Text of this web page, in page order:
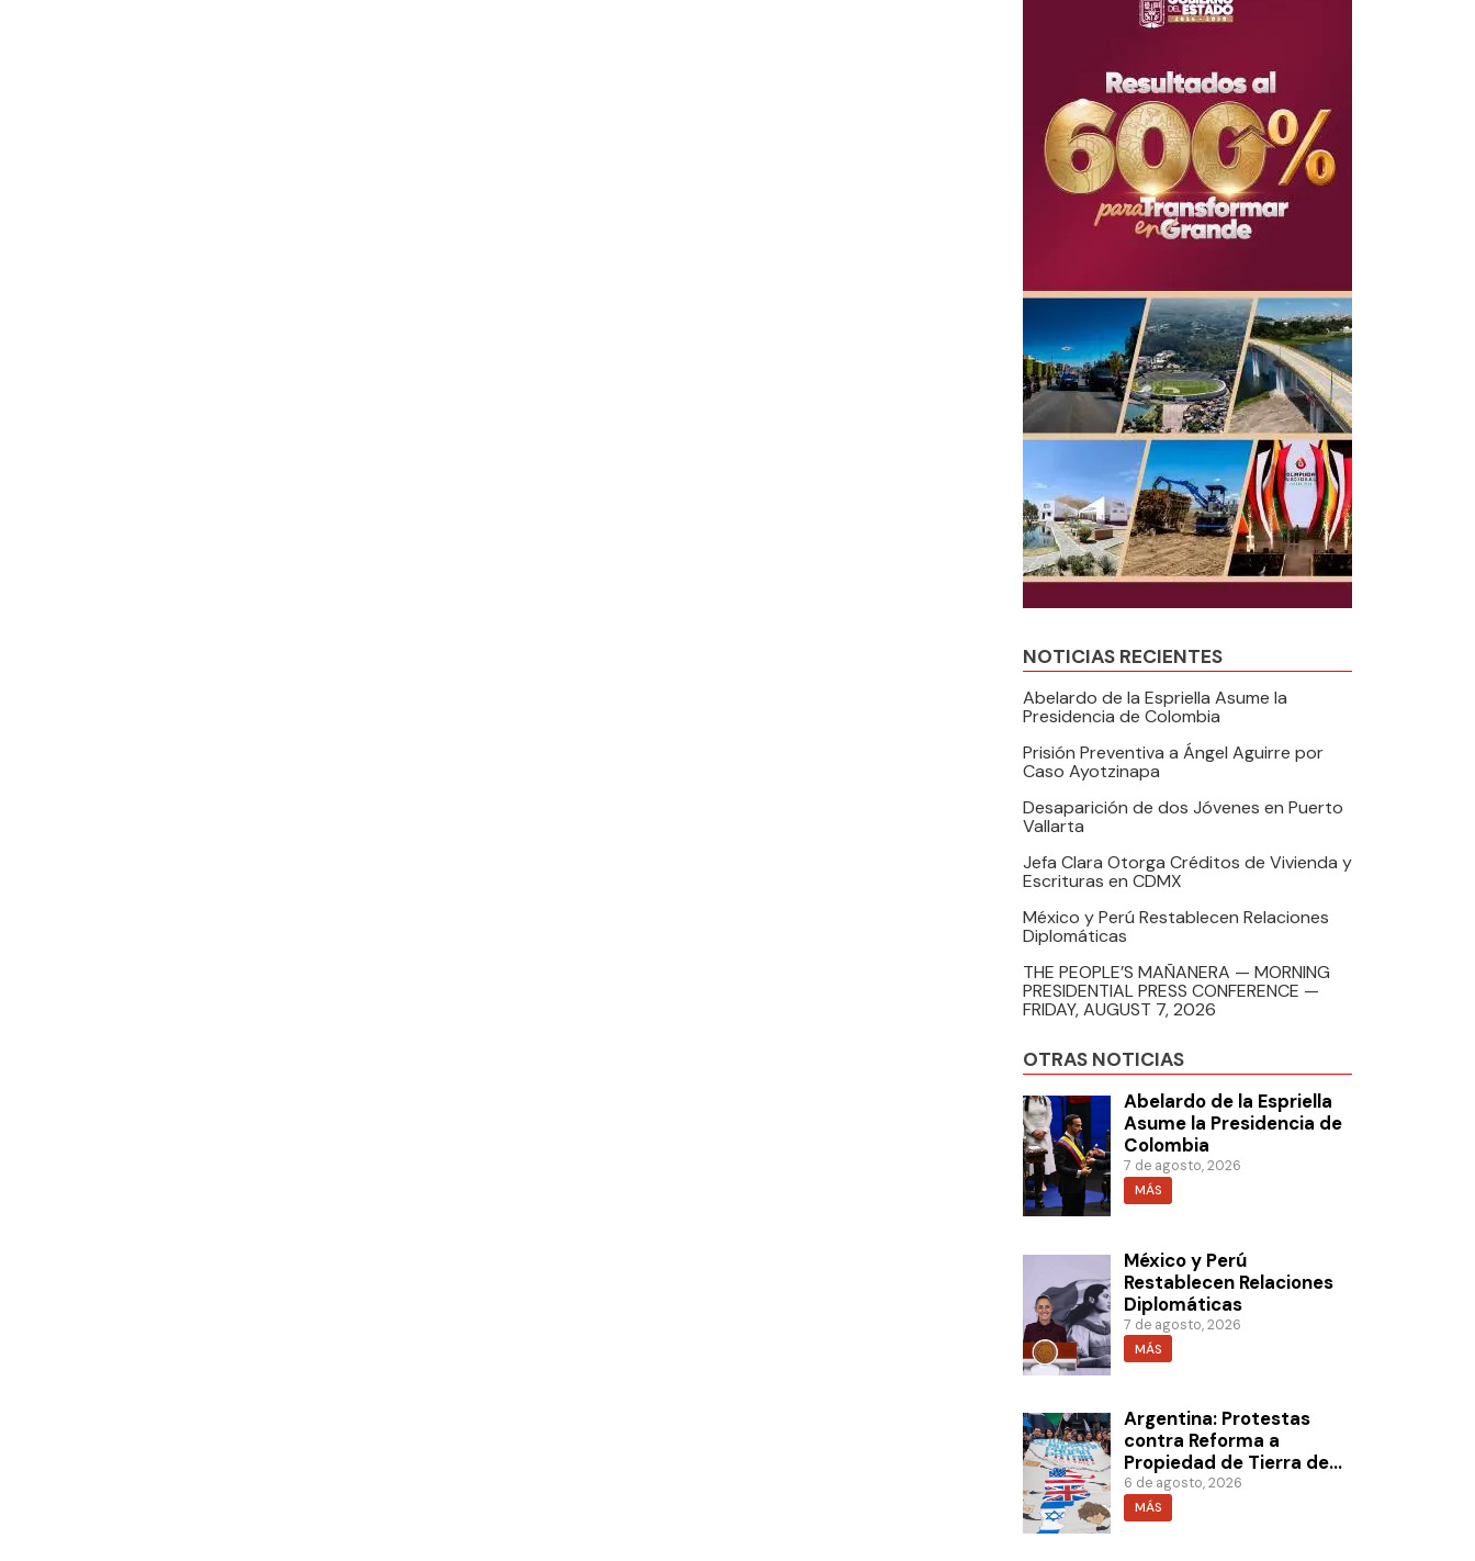
NOTICIAS RECIENTES
Abelardo de la Espriella Asume la
Presidencia de Colombia
Prisión Preventiva a Ángel Aguirre por
Caso Ayotzinapa
Desaparición de dos Jóvenes en Puerto
Vallarta
Jefa Clara Otorga Créditos de Vivienda y
Escrituras en CDMX
México y Perú Restablecen Relaciones
Diplomáticas
THE PEOPLE’S MAÑANERA — MORNING
PRESIDENTIAL PRESS CONFERENCE —
FRIDAY, AUGUST 7, 2026
OTRAS NOTICIAS
Abelardo de la Espriella
Asume la Presidencia de
Colombia
7 de agosto, 2026
MÁS
México y Perú
Restablecen Relaciones
Diplomáticas
7 de agosto, 2026
MÁS
Argentina: Protestas
contra Reforma a
Propiedad de Tierra de
Milei
6 de agosto, 2026
MÁS